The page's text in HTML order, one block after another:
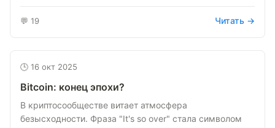
💬 19 Читать →
🕒 16 окт 2025
Bitcoin: конец эпохи?
В криптосообществе витает атмосфера
безысходности. Фраза "It's so over" стала символом